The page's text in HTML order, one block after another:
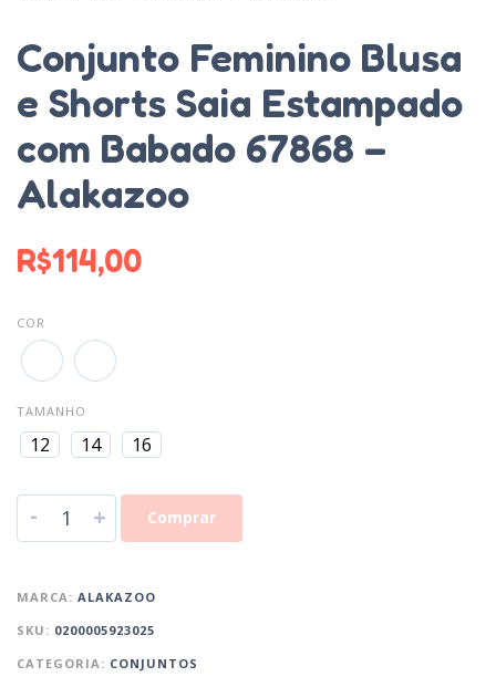
Conjunto Feminino Blusa
e Shorts Saia Estampado
com Babado 67868 –
Alakazoo
R$114,00
COR
TAMANHO
12 14 16
- + Comprar
MARCA: ALAKAZOO
SKU: 0200005923025
CATEGORIA: CONJUNTOS